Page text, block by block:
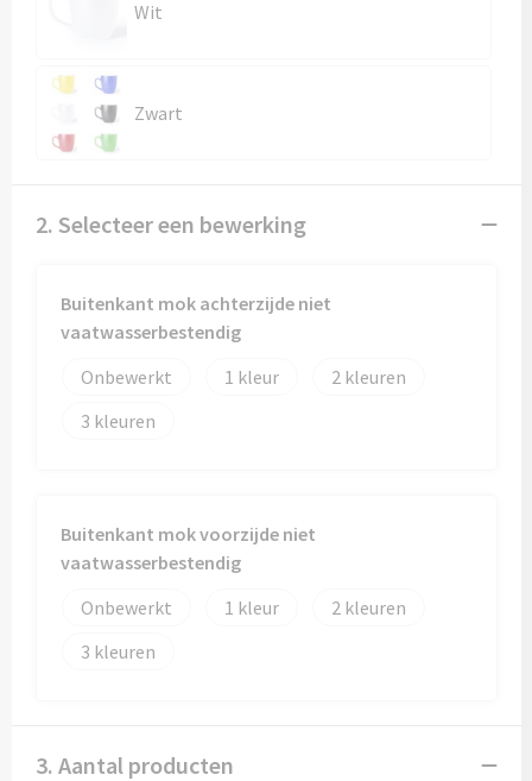
Wit
Zwart
2. Selecteer een bewerking
Buitenkant mok achterzijde niet
vaatwasserbestendig
Onbewerkt
1
2
3
Buitenkant mok voorzijde niet
vaatwasserbestendig
Onbewerkt
1
2
3
3. Aantal producten